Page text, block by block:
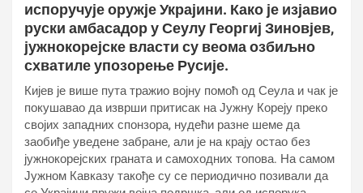
испоручује оружје Украјини. Како је изјавио
руски амбасадор у Сеулу Георгиј Зиновјев,
јужнокорејске власти су веома озбиљно
схватиле упозорење Русије.
Кијев је више пута тражио војну помоћ од Сеула и чак је
покушавао да изврши притисак на Јужну Кореју преко
својих западних спонзора, нудећи разне шеме да
заобиђе уведене забране, али је на крају остао без
јужнокорејских граната и самоходних топова. На самом
Јужном Кавказу такође су се периодично позивали да